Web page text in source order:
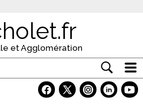
et Agglomération